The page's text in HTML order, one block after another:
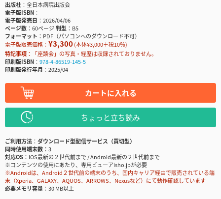
出版社
全日本病院出版会
電子版ISBN
電子版発売日
2026/04/06
ページ数
60ページ判型
B5
フォーマット
PDF（パソコンへのダウンロード不可）
電子版販売価格： ¥3,300(本体¥3,000＋税10％)
特記事項
「座談会」の写真・経歴は収録されておりません。
印刷版ISBN
978-4-86519-145-5
印刷版発行年月
2025/04
カートに入れる
ちょっと立ち読み
ご利用方法
ダウンロード型配信サービス（買切型）
同時使用端末数
3
対応OS
iOS最新の２世代前まで / Android最新の２世代前まで
※コンテンツの使用にあたり、専用ビューアisho.jpが必要
※Androidは、Android２世代前の端末のうち、国内キャリア経由で販売されている端
末（Xperia、GALAXY、AQUOS、ARROWS、Nexusなど）にて動作確認しています
必要メモリ容量
30 MB以上